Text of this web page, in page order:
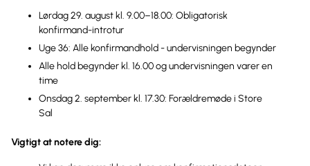
Lørdag 29. august kl. 9.00–18.00: Obligatorisk
konfirmand-introtur
Uge 36: Alle konfirmandhold - undervisningen begynder
Alle hold begynder kl. 16.00 og undervisningen varer en
time
Onsdag 2. september kl. 17.30: Forældremøde i Store
Sal
Vigtigt at notere dig: